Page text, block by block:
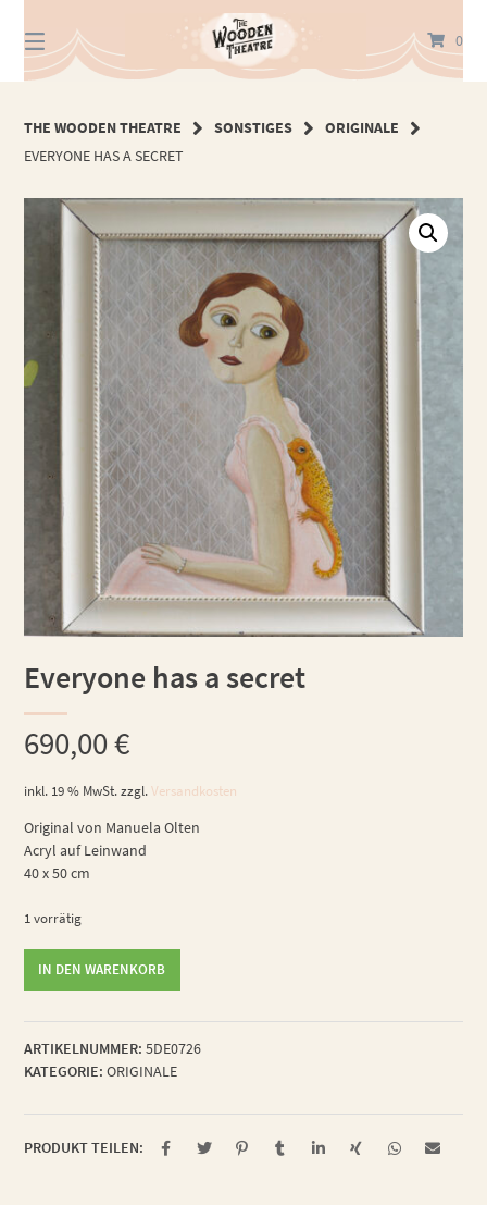
zum
Inhalt
0
THE WOODEN THEATRE SONSTIGES
ORIGINALE
EVERYONE HAS A SECRET
Everyone has a secret
690,00€
inkl. 19 % MwSt. zzgl.Versandkosten
Original von Manuela Olten
Acryl auf Leinwand
40 x 50 cm
1 vorrätig
secret
Menge
IN DEN WARENKORB
ARTIKELNUMMER: 5DE0726
KATEGORIE: ORIGINALE
PRODUKT TEILEN: